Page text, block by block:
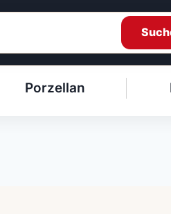
Porzellan